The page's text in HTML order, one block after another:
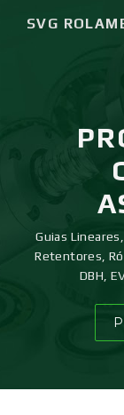
SVG
Guias
Retentores,
DBH,